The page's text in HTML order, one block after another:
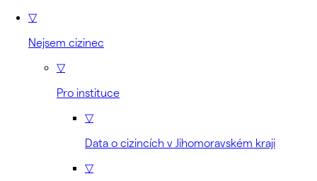
▽
Nejsem cizinec
▽
Pro instituce
▽
Data o cizincích v Jihomoravském kraji
▽